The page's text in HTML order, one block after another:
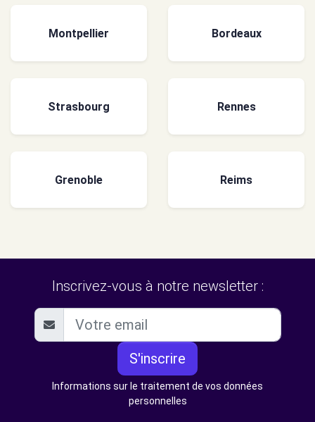
Montpellier Bordeaux
Strasbourg Rennes
Grenoble Reims
Inscrivez-vous à notre newsletter :
S'inscrire
Informations sur le traitement de vos données
personnelles